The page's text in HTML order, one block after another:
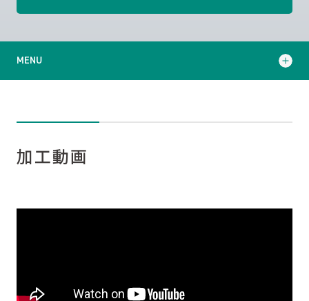
MENU
商品情報
加工動画